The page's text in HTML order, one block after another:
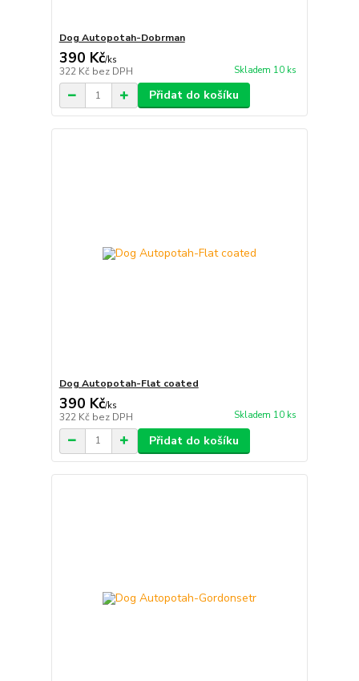
Dog Autopotah-Dobrman
390 Kč/ks
322 Kč bez DPH Skladem 10 ks
Přidat do košíku
Dog Autopotah-Flat coated
390 Kč/ks
322 Kč bez DPH Skladem 10 ks
Přidat do košíku